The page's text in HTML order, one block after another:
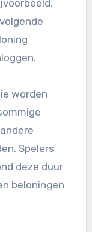
worden
Spelers
deze duur
beloningen